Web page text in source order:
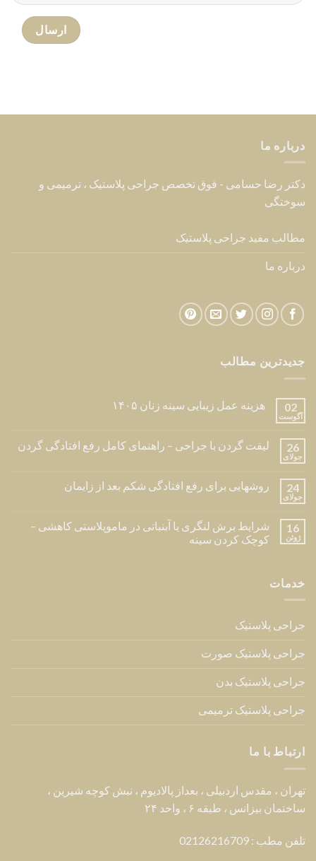
درباره ما
دکتر رضا حسامی - فوق تخصص جراحی پلاستیک ، ترمیمی و
سوختگی
مطالب مفید جراحی پلاستیک
درباره ما
جدیدترین مطالب
02
آگوست
هزینه عمل زیبایی سینه زنان ۱۴۰۵
26
جولای
لیفت گردن با جراحی – راهنمای کامل رفع افتادگی گردن
24
جولای
روشهایی برای رفع افتادگی شکم بعد از زایمان
16
ژوئن
شرایط برش لنگری یا آبنباتی در ماموپلاستی کاهشی –
کوچک کردن سینه
خدمات
جراحی پلاستیک
جراحی پلاستیک صورت
جراحی پلاستیک بدن
جراحی پلاستیک ترمیمی
ارتباط با ما
تهران ، مقدس اردبیلی ، بعداز پالادیوم ، نبش کوچه شیرین ،
ساختمان بیزانس ، طبقه ۶ ، واحد ۲۴
تلفن مطب : 02126216709